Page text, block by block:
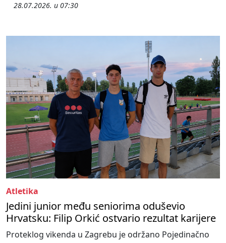
28.07.2026. u 07:30
Atletika
Jedini junior među seniorima oduševio
Hrvatsku: Filip Orkić ostvario rezultat karijere
Proteklog vikenda u Zagrebu je održano Pojedinačno